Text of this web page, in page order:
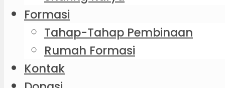
Formasi
Tahap-Tahap Pembinaan
Rumah Formasi
Kontak